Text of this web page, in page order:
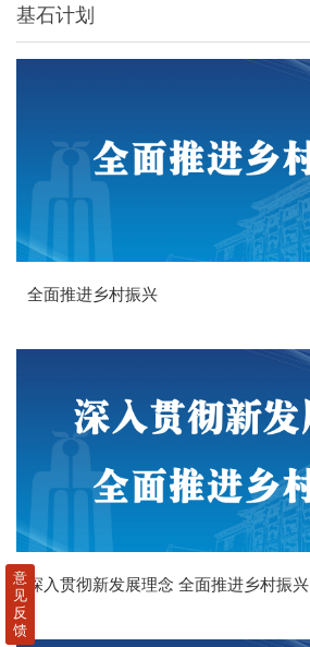
基石计划
全面推进乡村振兴
深入贯彻新发展理念 全面推进乡村振兴
意
见
反
馈